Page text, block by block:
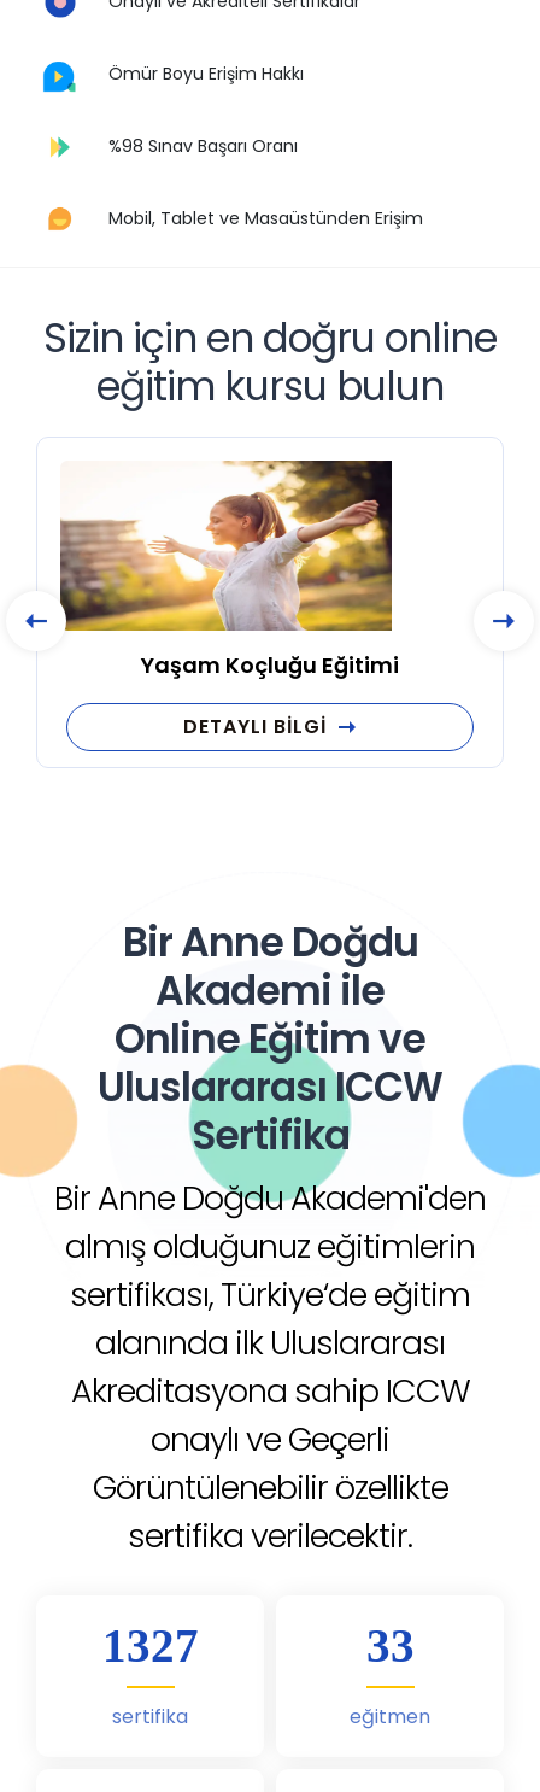
Ömür Boyu Erişim Hakkı
%98 Sınav Başarı Oranı
Mobil, Tablet ve Masaüstünden Erişim
Sizin için en doğru online
eğitim kursu bulun
Yaşam Koçluğu Eğitimi
DETAYLI BİLGİ
Bir Anne Doğdu
Akademi ile
Online Eğitim ve
Uluslararası ICCW
Sertifika
Bir Anne Doğdu Akademi'den
almış olduğunuz eğitimlerin
sertifikası, Türkiye‘de eğitim
alanında ilk Uluslararası
Akreditasyona sahip ICCW
onaylı ve Geçerli
Görüntülenebilir özellikte
sertifika verilecektir.
1522
sertifika
37
eğitmen